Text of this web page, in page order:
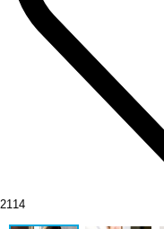
2114